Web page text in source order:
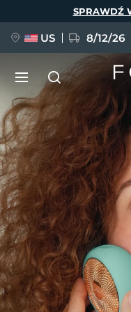
SPRAWDŹ
US 8/12/26
NOWOŚĆ
FAQ™ Pure
BREAKING NEWS
issa™ Teeth
Język
English
Français
Polski
Türkçe
简